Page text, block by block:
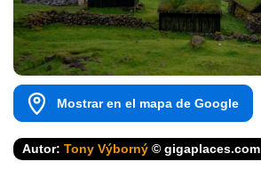
Mostrar en el mapa de Google
Autor: Tony Výborný © gigaplaces.com